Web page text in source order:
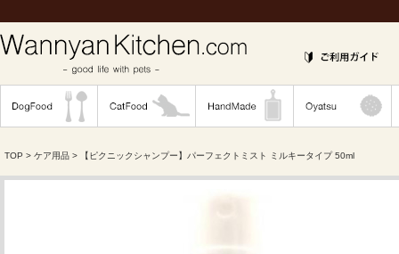
TOP > ケア用品 > 【ピクニックシャンプー】パーフェクトミスト ミルキータイプ 50ml